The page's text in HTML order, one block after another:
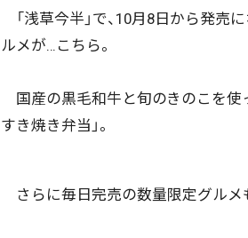
「浅草今半」で、10月8日から発売
ルメが…こちら。
国産の黒毛和牛と旬のきのこを使
すき焼き弁当」。
さらに毎日完売の数量限定グルメ
08月04日
政治 道内経済 くらし・医